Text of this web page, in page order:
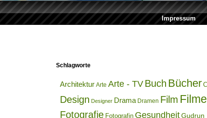
Impressum
Schlagworte
Architektur Arte Arte - TVBuch Bücher
Design Designer Drama Dramen Film Filme
Fotografie Fotografin Gesundheit Gudrun